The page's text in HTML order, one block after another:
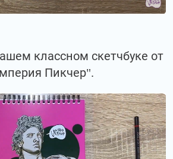
классном скетчбуке от
Пикчер".